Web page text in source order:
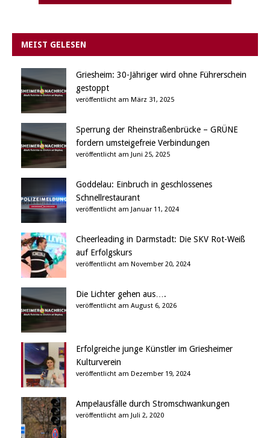
MEIST GELESEN
Griesheim: 30-Jähriger wird ohne Führerschein
gestoppt
veröffentlicht am März 31, 2025
Sperrung der Rheinstraßenbrücke – GRÜNE
fordern umsteigefreie Verbindungen
veröffentlicht am Juni 25, 2025
Goddelau: Einbruch in geschlossenes
Schnellrestaurant
veröffentlicht am Januar 11, 2024
Cheerleading in Darmstadt: Die SKV Rot-Weiß
auf Erfolgskurs
veröffentlicht am November 20, 2024
Die Lichter gehen aus….
veröffentlicht am August 6, 2026
Erfolgreiche junge Künstler im Griesheimer
Kulturverein
veröffentlicht am Dezember 19, 2024
Ampelausfälle durch Stromschwankungen
veröffentlicht am Juli 2, 2020